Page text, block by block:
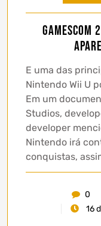
Gamescom
E uma das
Nintendo Wii U
Em um
Studios,
developer
Nintendo irá
conquistas,
0
16